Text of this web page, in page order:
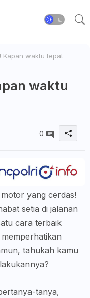
Kapan waktu tepat
waktu
0
yang cerdas!
setia di jalanan
cara terbaik
tahukah kamu
tanya,